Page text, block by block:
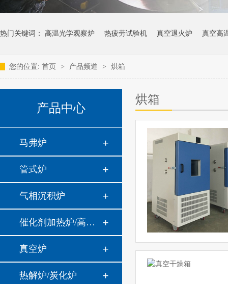
热门关键词： 高温光学观察炉 热疲劳试验机 真空退火炉 真空高
您的位置: 首页 > 产品频道 > 烘箱
产品中心
马弗炉
管式炉
气相沉积炉
催化剂加热炉/高温高压炉
真空炉
热解炉/炭化炉
烘箱